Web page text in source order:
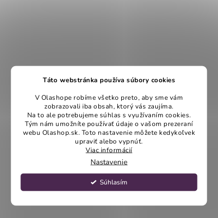
Táto webstránka používa súbory cookies
V Olashope robíme všetko preto, aby sme vám
zobrazovali iba obsah, ktorý vás zaujíma.
Na to ale potrebujeme súhlas s využívaním cookies.
Tým nám umožníte používať údaje o vašom prezeraní
webu Olashop.sk. Toto nastavenie môžete kedykoľvek
upraviť alebo vypnúť.
Viac informácií
Nastavenie
Súhlasím